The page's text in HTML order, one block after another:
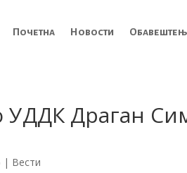
Почетна Новости
УДДК Драган
| Вести